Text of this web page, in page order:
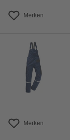
Merken
Merken